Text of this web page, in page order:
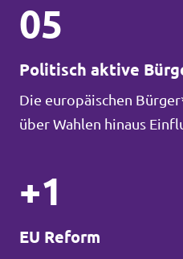
05
Politisch aktive
Die europäischen
über Wahlen hinaus
+1
EU Reform